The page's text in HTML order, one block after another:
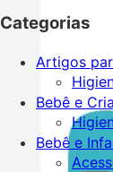
Categorias
Artigos
Bebê e
Bebê e